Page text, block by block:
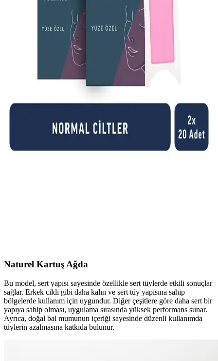
80 metre uzunluğundaki Genel Markalar Ağda Bezi, dayanıklılığı ve
ekonomik fiyatıyla kozmetik ve bakım alanında tercih edilir.
Kullanıcı memnuniyetini artıran özellikleriyle profesyonel ve ev
kullanımı için uygundur.
Hassas Ciltler İçin Güvenilir Kuaf Kalıp Ağda
Azulen 400 ml Doğal ve Yatıştırıcı Özelliklerle
Hassas ciltlere uygun, doğal içeriklerle zenginleştirilmiş ve yatıştırıcı
kullanımıyla epilasyon sonrası konfor sağlar.
Ağda Sonrası Cilt Tahrişi ve Alerjik Reaksiyonlar
İçin Bilinçli Bakım Yöntemleri
Ağda sonrası ciltte görülen tahriş ve alerjik reaksiyonları azaltmak
Naturel Kartuş Ağda
Bu model, sert yapısı sayesinde özellikle sert tüylerde etkili sonuçlar
sağlar. Erkek cildi gibi daha kalın ve sert tüy yapısına sahip
bölgelerde kullanım için uygundur. Diğer çeşitlere göre daha sert bir
yapıya sahip olması, uygulama sırasında yüksek performans sunar.
Ayrıca, doğal bal mumunun içeriği sayesinde düzenli kullanımda
tüylerin azalmasına katkıda bulunur.